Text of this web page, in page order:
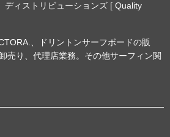
ィストリビューションズ [ Quality
、ドリントンサーフボードの販
売り、代理店業務。その他サーフィン関